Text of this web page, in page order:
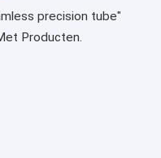
precision tube"
Producten.